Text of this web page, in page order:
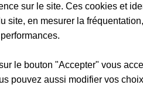
sur le site. Ces cookies et
site, en mesurer la
le bouton "Accepter" vous
pouvez aussi modifier vos